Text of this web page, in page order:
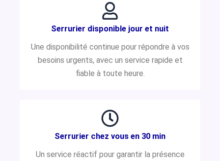
Serrurier disponible jour et nuit
Une disponibilité continue pour répondre à vos
besoins urgents, avec un service rapide et
fiable à toute heure.
Serrurier chez vous en 30 min
Un service réactif pour garantir la présence